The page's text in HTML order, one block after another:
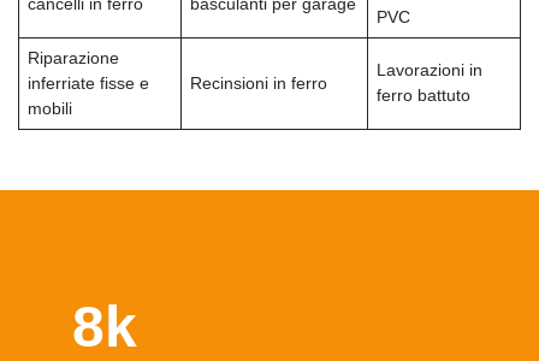
cancelli in ferro
basculanti per garage
PVC
Riparazione
inferriate fisse e
mobili
Recinsioni in ferro
Lavorazioni in
ferro battuto
8k